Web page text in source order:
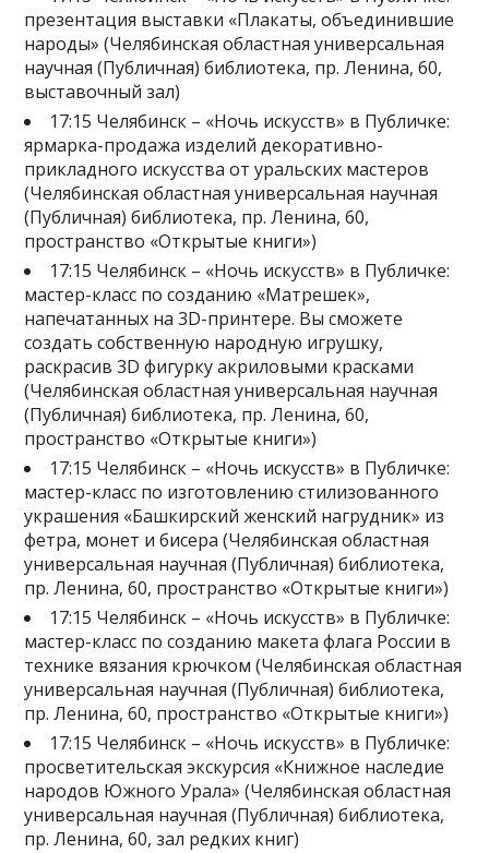
презентация выставки «Плакаты, объединившие
народы» (Челябинская областная универсальная
научная (Публичная) библиотека, пр. Ленина, 60,
выставочный зал)
17:15 Челябинск – «Ночь искусств» в Публичке:
ярмарка-продажа изделий декоративно-
прикладного искусства от уральских мастеров
(Челябинская областная универсальная научная
(Публичная) библиотека, пр. Ленина, 60,
пространство «Открытые книги»)
17:15 Челябинск – «Ночь искусств» в Публичке:
мастер-класс по созданию «Матрешек»,
напечатанных на 3D-принтере. Вы сможете
создать собственную народную игрушку,
раскрасив 3D фигурку акриловыми красками
(Челябинская областная универсальная научная
(Публичная) библиотека, пр. Ленина, 60,
пространство «Открытые книги»)
17:15 Челябинск – «Ночь искусств» в Публичке:
мастер-класс по изготовлению стилизованного
украшения «Башкирский женский нагрудник» из
фетра, монет и бисера (Челябинская областная
универсальная научная (Публичная) библиотека,
пр. Ленина, 60, пространство «Открытые книги»)
17:15 Челябинск – «Ночь искусств» в Публичке:
мастер-класс по созданию макета флага России в
технике вязания крючком (Челябинская областная
универсальная научная (Публичная) библиотека,
пр. Ленина, 60, пространство «Открытые книги»)
17:15 Челябинск – «Ночь искусств» в Публичке:
просветительская экскурсия «Книжное наследие
народов Южного Урала» (Челябинская областная
универсальная научная (Публичная) библиотека,
пр. Ленина, 60, зал редких книг)